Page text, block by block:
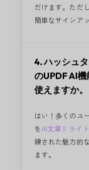
だけます。ただ
簡単なサインア
4. ハッシュ
のUPDF AI
使えますか。
はい！多くのユ
をAI文章リライト
練された魅力的
ます。